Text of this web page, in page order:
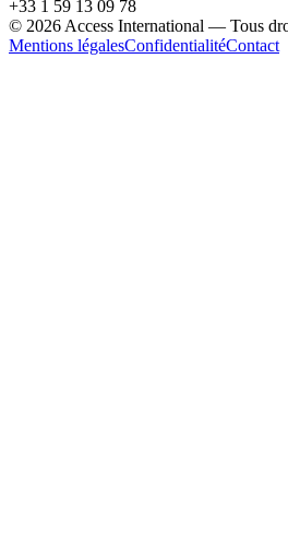
+33 1 59 13 09 78
© 2026 Access International — Tous
Mentions légalesConfidentialitéContact